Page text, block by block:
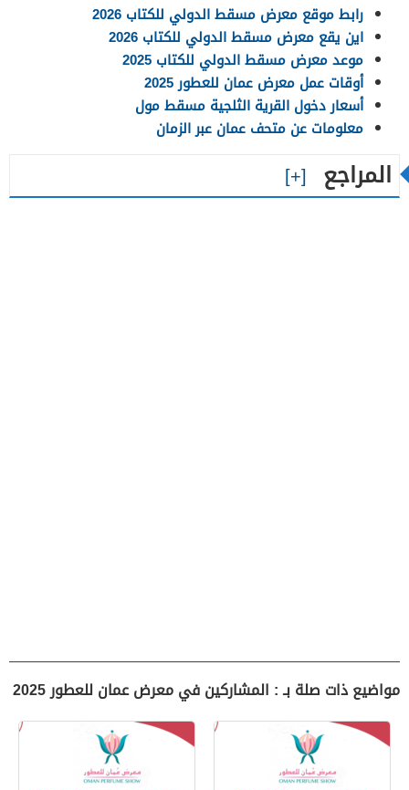
رابط موقع معرض مسقط الدولي للكتاب 2026
اين يقع معرض مسقط الدولي للكتاب 2026
موعد معرض مسقط الدولي للكتاب 2025
أوقات عمل معرض عمان للعطور 2025
أسعار دخول القرية الثلجية مسقط مول
معلومات عن متحف عمان عبر الزمان
المراجع
مواضيع ذات صلة بـ : المشاركين في معرض عمان للعطور 2025